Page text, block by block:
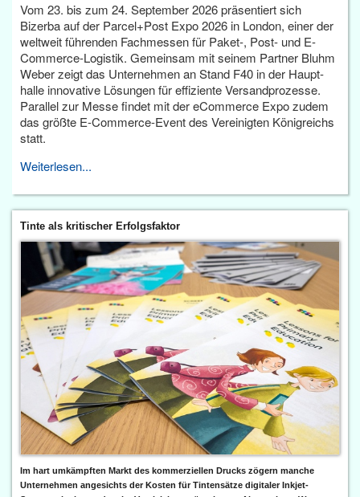
Vom 23. bis zum 24. September 2026 präsentiert sich
Bizerba auf der Parcel+Post Expo 2026 in London, einer der
weltweit führenden Fachmessen für Paket-, Post- und E-
Commerce-Logistik. Gemeinsam mit seinem Partner Bluhm
Weber zeigt das Unternehmen an Stand F40 in der Haupt­
halle innovative Lösungen für effiziente Versandprozesse.
Parallel zur Messe findet mit der eCommerce Expo zudem
das größte E-Commerce-Event des Vereinigten Königreichs
statt.
Weiterlesen...
Tinte als kritischer Erfolgsfaktor
Im hart umkämpften Markt des kommerziellen Drucks zögern manche
Unternehmen angesichts der Kosten für Tintensätze digitaler Inkjet-